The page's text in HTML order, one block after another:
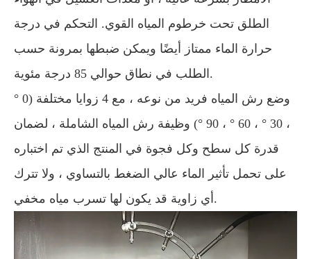
الطلق تحت خرطوم المياه القوي. التحكم في درجة
حرارة الماء ممتاز أيضًا ويمكن ضبطها بمرونة حسب
الطلب في نطاق حوالي 85 درجة مئوية.
وضع رش المياه فريد من نوعه ، مع 4 زوايا مختلفة (0 °
، 30 ° ، 60 ° ، 90 °) وظيفة رش المياه الشاملة ، لضمان
قدرة كل سطح وكل فجوة في المنتج الذي تم اختباره
على تحمل تأثير الماء عالي الضغط بالتساوي ، ولا تترك
أي زاوية قد يكون لها تسرب مياه مخفي.